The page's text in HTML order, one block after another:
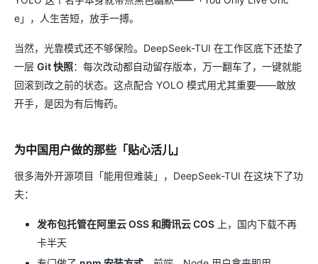
e」，人生苦短，放手一搏。
当然，光靠模式还不够保险。DeepSeek-TUI 在工作区底下还垫了
一层 Git 快照：每次改动都自动留存版本，万一翻车了，一键就能
回滚到改之前的状态。这点配合 YOLO 模式用尤其重要——敢放
开手，是因为有后悔药。
为中国用户做的那些「贴心活儿」
很多海外开源项目「能用但难装」，DeepSeek-TUI 在这块下了功
夫：
发布包托管在阿里云 OSS 和腾讯云 COS 上，国内下载不再
卡半天